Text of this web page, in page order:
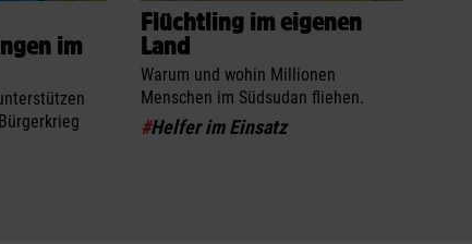
im
Flüchtling im eigenen
Land
Warum und wohin Millionen
Menschen im Südsudan fliehen.
#Helfer im Einsatz